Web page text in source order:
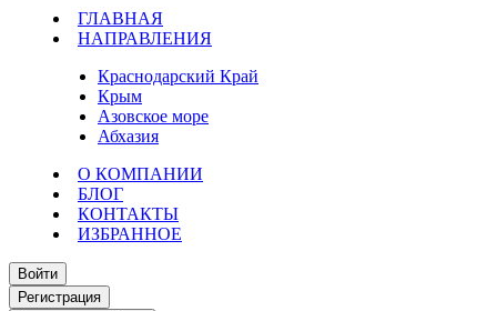
ГЛАВНАЯ
НАПРАВЛЕНИЯ
Краснодарский Край
Крым
Азовское море
Абхазия
О КОМПАНИИ
БЛОГ
КОНТАКТЫ
ИЗБРАННОЕ
Войти
Регистрация